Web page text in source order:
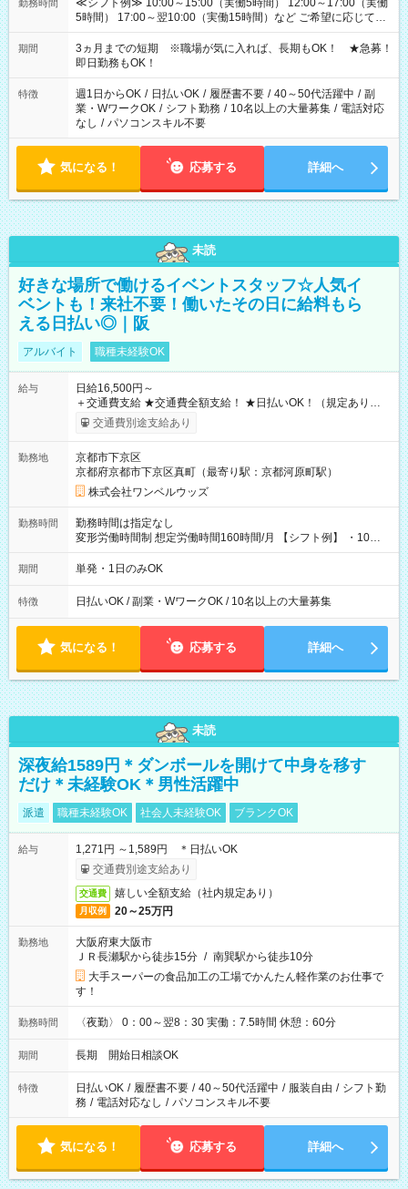
勤務時間
≪シフト例≫ 10:00～15:00（実働5時間） 12:00～17:00（実働
5時間） 17:00～翌10:00（実働15時間）など ご希望に応じて、
働く時間は調整できます！ お気軽に担当へ相談ください！
期間
3ヵ月までの短期 ※職場が気に入れば、長期もOK！ ★急募！
即日勤務もOK！
特徴 週1日からOK / 日払いOK / 履歴書不要 / 40～50代活躍中 / 副
業・WワークOK / シフト勤務 / 10名以上の大量募集 / 電話対応
なし / パソコンスキル不要
気になる！ 応募する 詳細へ
未読
好きな場所で働けるイベントスタッフ☆人気イ
ベントも！来社不要！働いたその日に給料もら
える日払い◎｜阪
アルバイト 職種未経験OK
給与
日給16,500円～
＋交通費支給 ★交通費全額支給！ ★日払いOK！（規定あり） ┗
働いたその日に現金GET♪ お仕事後はコンビニATMから 日払
交通費別途支給あり
勤務地
京都市下京区
京都府京都市下京区真町（最寄り駅：京都河原町駅）
株式会社ワンベルウッズ
勤務時間
勤務時間は指定なし
変形労働時間制 想定労働時間160時間/月 【シフト例】 ・10：
00～20：00
期間 単発・1日のみOK
特徴 日払いOK / 副業・WワークOK / 10名以上の大量募集
気になる！ 応募する 詳細へ
未読
深夜給1589円＊ダンボールを開けて中身を移す
だけ＊未経験OK＊男性活躍中
派遣 職種未経験OK 社会人未経験OK ブランクOK
給与
1,271円 ～1,589円 ＊日払いOK
交通費別途支給あり
交通費 嬉しい全額支給（社内規定あり）
月収例 20～25万円
勤務地
大阪府東大阪市
ＪＲ長瀬駅から徒歩15分 / 南巽駅から徒歩10分
大手スーパーの食品加工の工場でかんたん軽作業のお仕事で
す！
勤務時間 〈夜勤〉 0：00～翌8：30 実働：7.5時間 休憩：60分
期間 長期 開始日相談OK
特徴 日払いOK / 履歴書不要 / 40～50代活躍中 / 服装自由 / シフト勤
務 / 電話対応なし / パソコンスキル不要
気になる！ 応募する 詳細へ